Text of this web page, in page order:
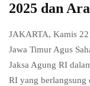
2025 dan
JAKARTA, Kamis
Jawa Timur Agus
Jaksa Agung RI
RI yang berlangsung